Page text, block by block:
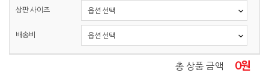
상판 사이즈
배송비
총 상품 금액 0원